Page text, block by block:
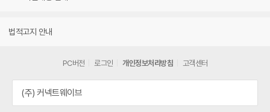
법적고지 안내
PC버전 로그인 개인정보처리방침 고객센터
(주) 커넥트웨이브